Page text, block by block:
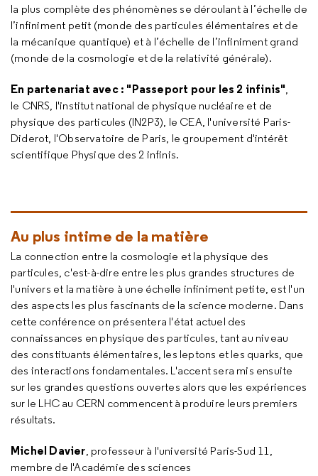
la plus complète des phénomènes se déroulant à l’échelle de
l’infiniment petit (monde des particules élémentaires et de
la mécanique quantique) et à l’échelle de l’infiniment grand
(monde de la cosmologie et de la relativité générale).
En partenariat avec : "Passeport pour les 2 infinis",
le CNRS, l'institut national de physique nucléaire et de
physique des particules (IN2P3), le CEA, l'université Paris-
Diderot, l'Observatoire de Paris, le groupement d'intérêt
scientifique Physique des 2 infinis.
Au plus intime de la matière
La connection entre la cosmologie et la physique des
particules, c'est-à-dire entre les plus grandes structures de
l'univers et la matière à une échelle infiniment petite, est l'un
des aspects les plus fascinants de la science moderne. Dans
cette conférence on présentera l'état actuel des
connaissances en physique des particules, tant au niveau
des constituants élémentaires, les leptons et les quarks, que
des interactions fondamentales. L'accent sera mis ensuite
sur les grandes questions ouvertes alors que les expériences
sur le LHC au CERN commencent à produire leurs premiers
résultats.
Michel Davier, professeur à l'université Paris-Sud 11,
membre de l'Académie des sciences